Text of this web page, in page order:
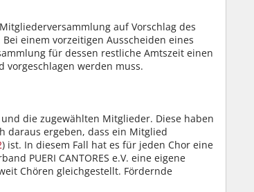
auf Vorschlag des
einem vorzeitigen Ausscheiden eines
für dessen restliche Amtszeit einen
vorgeschlagen werden muss.
die zugewählten Mitglieder. Diese haben
daraus ergeben, dass ein Mitglied
) ist. In diesem Fall hat es für jeden Chor eine
PUERI CANTORES e.V. eine eigene
Chören gleichgestellt. Fördernde